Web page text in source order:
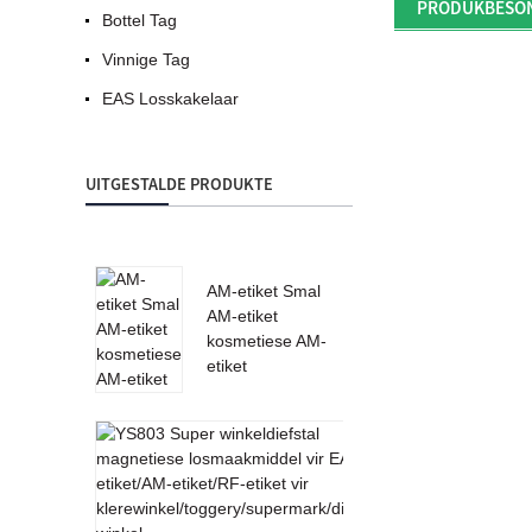
Bottel Tag
Vinnige Tag
EAS Losskakelaar
UITGESTALDE PRODUKTE
AM-etiket Smal
AM-etiket
kosmetiese AM-
etiket